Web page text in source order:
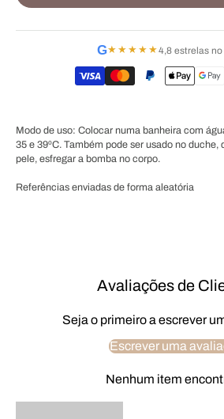
G★★★★★4,8 estrelas
Modo de uso: Colocar numa banheira com
35 e 39ºC. Também pode ser usado no
pele, esfregar a bomba no corpo.
Referências enviadas de forma aleatória
Avaliações de
Seja o primeiro a escrever
Escrever uma
Nenhum item